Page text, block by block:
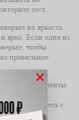
тест.
их яркость.
ярко. Если одна из
чтобы
правильное
что все элементы
проблемы,
с
×